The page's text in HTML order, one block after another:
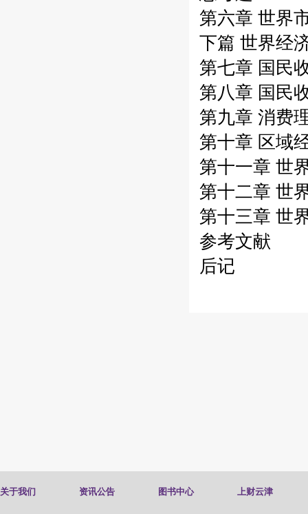
第六章 世界
下篇 世界经
第七章 国民
第八章 国民
第九章 消费
第十章 区域
第十一章 世
第十二章 世
第十三章 世
参考文献
后记
关于我们 资讯公告 图书中心 上财云津